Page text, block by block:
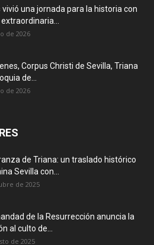
una jornada para la historia con
extraordinaria...
de 2026
Corpus Christi de Sevilla, Triana
de...
de 2026
de Triana: un traslado histórico
Sevilla con...
de 2025
de la Resurrección anuncia la
al culto de...
de 2025